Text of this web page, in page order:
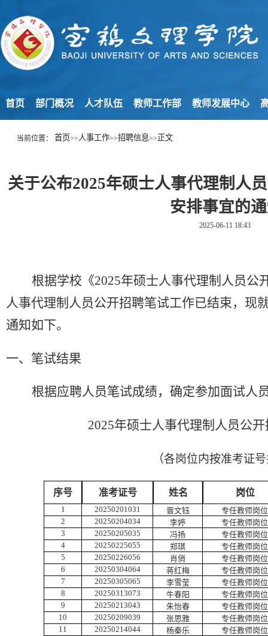
首页 部门概况 人才队伍 教师工作部 教师发展中心
当前位置： 首页>>人事工作>>招聘信息>> 正文
关于公布2025年硕士人事代理制人
安排事宜的
2025-06-11 18:43
根据学校《2025年硕士人事代理制人员公
人事代理制人员公开招聘笔试工作已结束，现
通知如下。
一、笔试结果
根据应聘人员笔试成绩，确定参加面试人
2025年硕士人事代理制人员公开
（各岗位内按准考证
序号 准考证号 姓名 岗位
1 20250201031 晋文钰
专任教师岗位
2
20250204034 李婷
专任教师岗位
3
20250205035 冯扬
专任教师岗位
4
20250225055 郑琪
专任教师岗位
5
20250226056 肖俏
专任教师岗位
6
20250304064 蒋红梅
专任教师岗位
7
20250305065 李雪莹
专任教师岗位
8
20250313073 牛春阳
专任教师岗位
9
20250213043 朱怡春
专任教师岗位
10
20250209039 张思雅
专任教师岗位
11
20250214044 杨秦乐
专任教师岗位